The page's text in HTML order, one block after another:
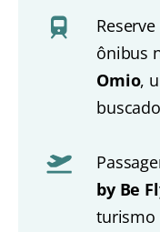
ônibus
Omio,
by Be
turismo